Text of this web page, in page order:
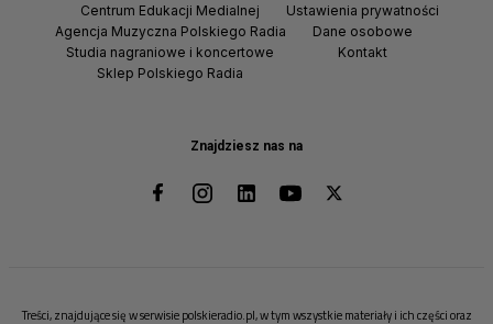
Znajdziesz nas na
Centrum Edukacji Medialnej
Agencja Muzyczna Polskiego Radia
Studia nagraniowe i koncertowe
Sklep Polskiego Radia
Ustawienia prywatności
Dane osobowe
Kontakt
Treści, znajdujące się w serwisie polskieradio.pl, w tym wszystkie materiały i ich części oraz